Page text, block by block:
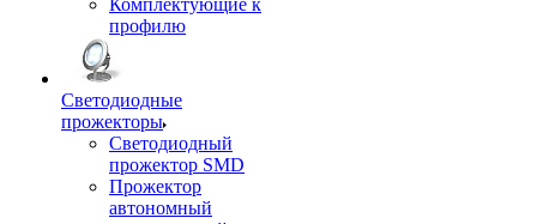
Комплектующие к
профилю
Светодиодные
прожекторы
Светодиодный
прожектор SMD
Прожектор
автономный